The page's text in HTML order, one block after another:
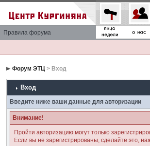
Правила форума
Форум ЭТЦ > Вход
Вход
Введите ниже ваши данные для авторизации
Внимание!
Пройти авторизацию могут только
Если вы не зарегистрированы, сделайте это,